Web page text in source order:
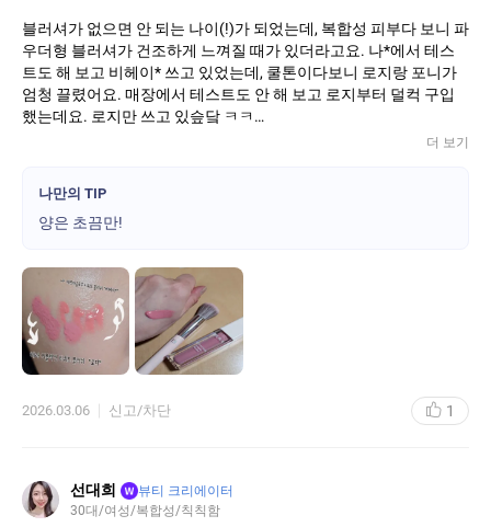
블러셔가 없으면 안 되는 나이(!)가 되었는데, 복합성 피부다 보니 파
우더형 블러셔가 건조하게 느껴질 때가 있더라고요. 나*에서 테스
트도 해 보고 비헤이* 쓰고 있었는데, 쿨톤이다보니 로지랑 포니가
엄청 끌렸어요. 매장에서 테스트도 안 해 보고 로지부터 덜컥 구입
했는데요. 로지만 쓰고 있슾닼 ㅋㅋ
톤 피부에 바쁜 아침 시간에 막(?) 때려 쓰기에는 로지가 진짜 부담
없어요!
일부러 사진도 두 가지 색상 같이 올려서 찍어 봤슴다. (올린 김에 섞
어 봤는데, 섞으니까 또 나쁘지 않아요~¿ㅋㅋ)
지금 포니도 사려고 드릉드릉함다. 요게, 나@이랑 다르게 피부이올
렸을 때 약간의 쿨링감 같은 게 있어요. 저만 느끼는 건가요? 브러쉬
로 톡톡 올리면 시원한 느낌이 화아 퍼지면서 원래 혈색처럼 착붙어
더 보기
나만의 TIP
양은 초끔만!
2026.03.06 신고/차단 1
선대희 W 뷰티 크리에이터
30대/여성/복합성/칙칙함